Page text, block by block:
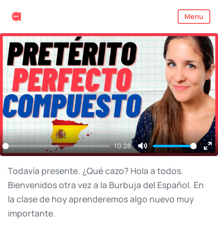
Menu
10:28
Mute
Todavía presente. ¿Quécazo? Hola a todos.
Bienvenidosotra veza la Burbuja del Español. En
la clasede hoyaprenderemosalgo nuevo muy
importante.